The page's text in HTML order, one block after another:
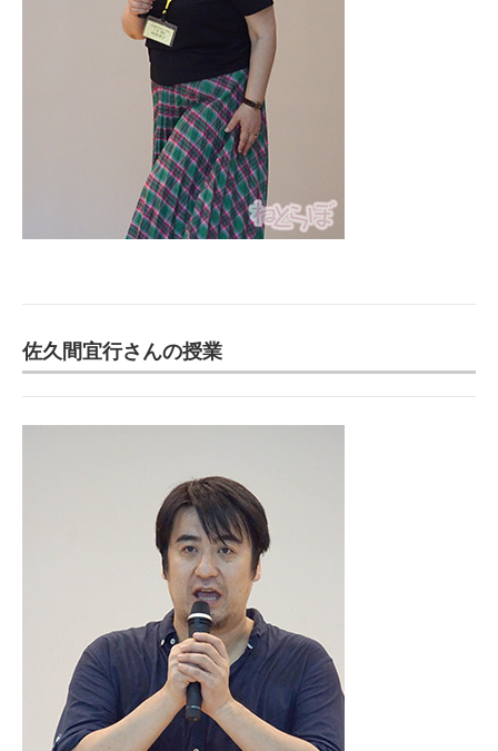
佐久間宜行さんの授業